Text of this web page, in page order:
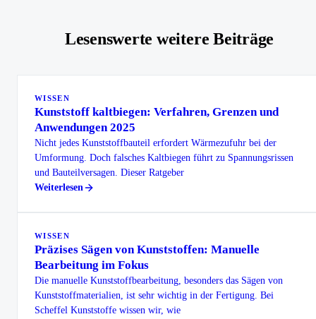
Lesenswerte weitere Beiträge
WISSEN
Kunststoff kaltbiegen: Verfahren, Grenzen und
Anwendungen 2025
Nicht jedes Kunststoffbauteil erfordert Wärmezufuhr bei der
Umformung. Doch falsches Kaltbiegen führt zu Spannungsrissen
und Bauteilversagen. Dieser Ratgeber
Weiterlesen
WISSEN
Präzises Sägen von Kunststoffen: Manuelle
Bearbeitung im Fokus
Die manuelle Kunststoffbearbeitung, besonders das Sägen von
Kunststoffmaterialien, ist sehr wichtig in der Fertigung. Bei
Scheffel Kunststoffe wissen wir, wie